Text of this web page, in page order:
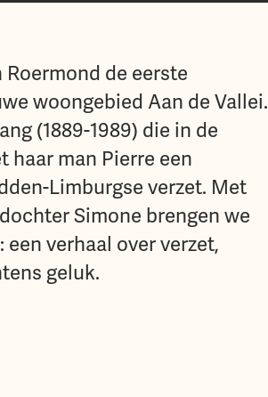
de eerste
woongebied Aan de Vallei.
(1889-1989) die in de
haar man Pierre een
Limburgse verzet. Met
Simone brengen we
verhaal over verzet,
geluk.